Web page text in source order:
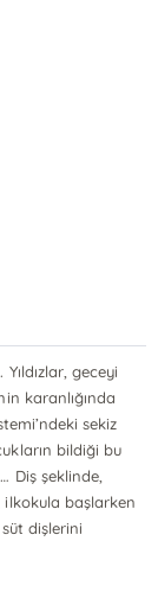
geceyi
karanlığında
sekiz
bildiği bu
Diş şeklinde,
ilkokula başlarken
dişlerini